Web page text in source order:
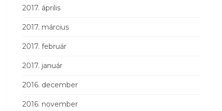
2017. április
2017. március
2017. február
2017. január
2016. december
2016. november